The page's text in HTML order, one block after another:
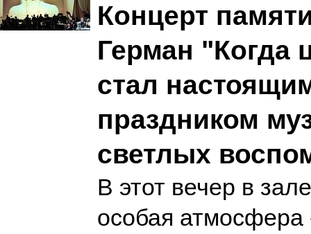
Концерт
Герман "Когда
стал
праздником
светлых
В этот вечер в
особая